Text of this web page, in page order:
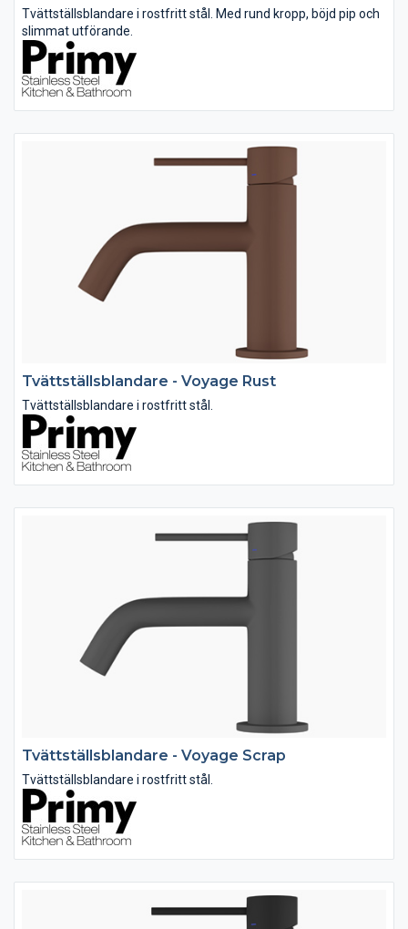
Tvättställsblandare i rostfritt stål. Med rund kropp, böjd pip och
slimmat utförande.
Tvättställsblandare - Voyage Rust
Tvättställsblandare i rostfritt stål.
Tvättställsblandare - Voyage Scrap
Tvättställsblandare i rostfritt stål.